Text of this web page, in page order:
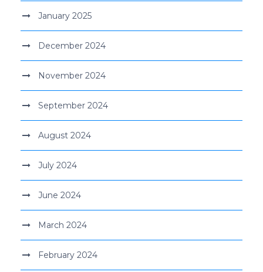
January 2025
December 2024
November 2024
September 2024
August 2024
July 2024
June 2024
March 2024
February 2024